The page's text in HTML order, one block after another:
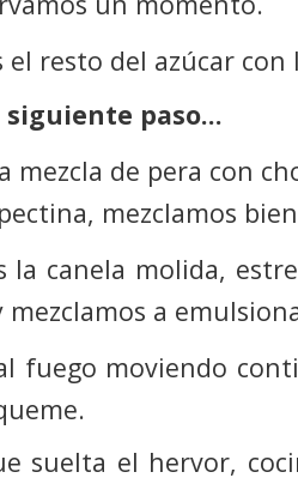
el resto del azúcar
siguiente paso…
mezcla de pera con
mezclamos
la canela molida,
mezclamos a
fuego moviendo
suelta el hervor,